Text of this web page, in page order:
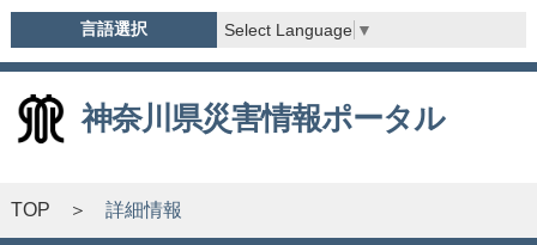
言語選択 Select Language ▼
神奈川県災害情報ポータル
TOP 詳細情報